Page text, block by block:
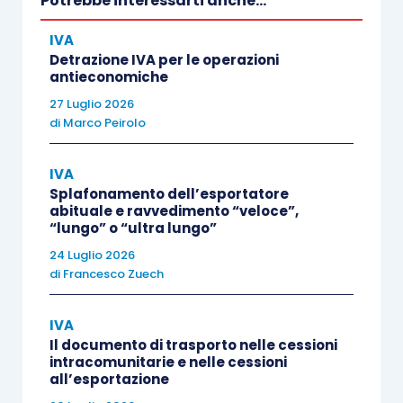
dei beni prodotto con lo stampo, è necessario
che:
tra il committente non residente e
l’operatore nazionale venga stipulato un
stampo sia la fornitura dei beni
esso si producono;
lo stampo,
a fine lavorazione
inviato nel Paese di destinazione
meno che, in conseguenza dell’ordinario
contrattuali, siadistruttoo sia divenuto
ormaiinservibile.
IVA
Detrazione IVA per le operazioni
antieconomiche
27 Luglio 2026
di Marco Peirolo
IVA
Splafonamento dell’esportatore
abituale e ravvedimento “veloce”,
“lungo” o “ultra lungo”
24 Luglio 2026
di Francesco Zuech
IVA
Il documento di trasporto nelle cessioni
intracomunitarie e nelle cessioni
all’esportazione